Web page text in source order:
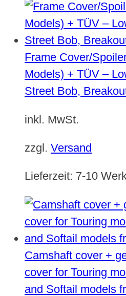
Frame Cover/
Models) + TÜV –
Street Bob,
inkl. MwSt.
zzgl. Versand
Lieferzeit: 7-10
Camshaft cover +
cover for Touring
and Softail models